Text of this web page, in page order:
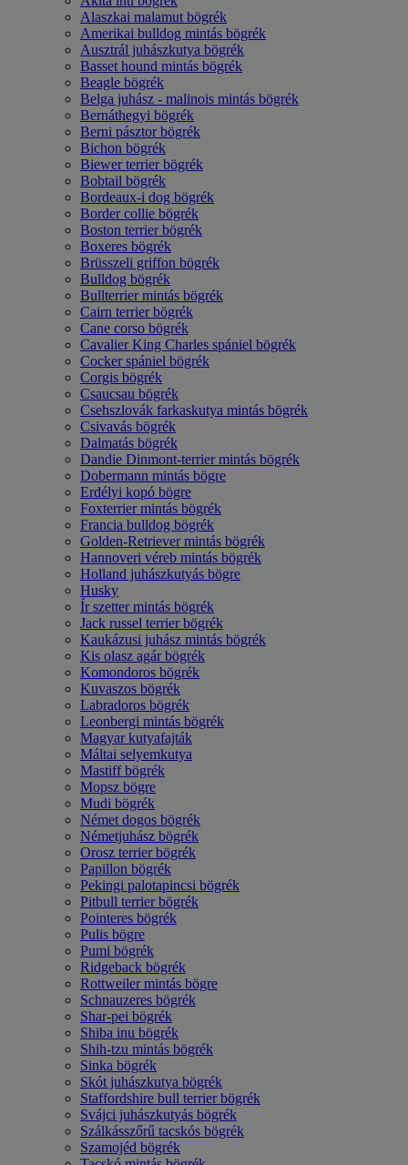
Alaszkai malamut bögrék
Amerikai bulldog mintás bögrék
Ausztrál juhászkutya bögrék
Basset hound mintás bögrék
Beagle bögrék
Belga juhász - malinois mintás bögrék
Bernáthegyi bögrék
Berni pásztor bögrék
Bichon bögrék
Biewer terrier bögrék
Bobtail bögrék
Bordeaux-i dog bögrék
Border collie bögrék
Boston terrier bögrék
Boxeres bögrék
Brüsszeli griffon bögrék
Bulldog bögrék
Bullterrier mintás bögrék
Cairn terrier bögrék
Cane corso bögrék
Cavalier King Charles spániel bögrék
Cocker spániel bögrék
Corgis bögrék
Csaucsau bögrék
Csehszlovák farkaskutya mintás bögrék
Csivavás bögrék
Dalmatás bögrék
Dandie Dinmont-terrier mintás bögrék
Dobermann mintás bögre
Erdélyi kopó bögre
Foxterrier mintás bögrék
Francia bulldog bögrék
Golden-Retriever mintás bögrék
Hannoveri véreb mintás bögrék
Holland juhászkutyás bögre
Husky
Ír szetter mintás bögrék
Jack russel terrier bögrék
Kaukázusi juhász mintás bögrék
Kis olasz agár bögrék
Komondoros bögrék
Kuvaszos bögrék
Labradoros bögrék
Leonbergi mintás bögrék
Magyar kutyafajták
Máltai selyemkutya
Mastiff bögrék
Mopsz bögre
Mudi bögrék
Német dogos bögrék
Németjuhász bögrék
Orosz terrier bögrék
Papillon bögrék
Pekingi palotapincsi bögrék
Pitbull terrier bögrék
Pointeres bögrék
Pulis bögre
Pumi bögrék
Ridgeback bögrék
Rottweiler mintás bögre
Schnauzeres bögrék
Shar-pei bögrék
Shiba inu bögrék
Shih-tzu mintás bögrék
Sinka bögrék
Skót juhászkutya bögrék
Staffordshire bull terrier bögrék
Svájci juhászkutyás bögrék
Szálkásszőrű tacskós bögrék
Szamojéd bögrék